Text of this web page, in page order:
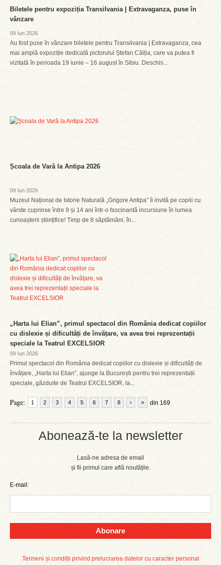
Abonează-te la newsletter
Lasă-ne adresa de email
și fii primul care află noutățile.
E-mail:
Abonare
Termeni și condiții privind prelucrarea datelor cu caracter personal
Biletele pentru expoziția Transilvania | Extravaganza, puse în
vânzare
09 Iun 2026
Au fost puse în vânzare biletele pentru Transilvania | Extravaganza, cea
mai amplă expoziție dedicată pictorului Ștefan Câlția, care va putea fi
vizitată în perioada 19 iunie – 16 august în Sibiu. Deschis...
Școala de Vară la Antipa 2026
09 Iun 2026
Muzeul Național de Istorie Naturală „Grigore Antipa” îi invită pe copiii cu
vârste cuprinse între 9 și 14 ani într-o fascinantă incursiune în lumea
cunoașterii științifice! Timp de 8 săptămâni, în...
„Harta lui Elian”, primul spectacol din România dedicat copiilor
cu dislexie și dificultăți de învățare, va avea trei reprezentații
speciale la Teatrul EXCELSIOR
09 Iun 2026
Primul spectacol din România dedicat copiilor cu dislexie și dificultăți de
învățare, „Harta lui Elian”, ajunge la București pentru trei reprezentații
speciale, găzduite de Teatrul EXCELSIOR, la...
Page: 1 2 3 4 5 6 7 8 din 169
› »